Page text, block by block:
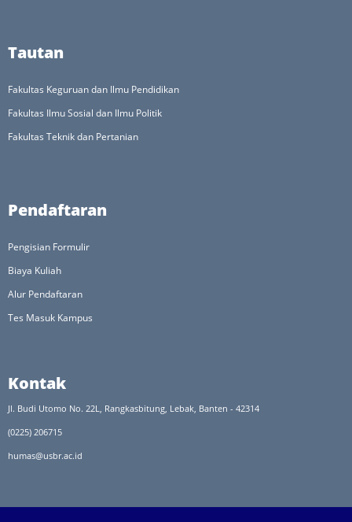
Tautan
Fakultas Keguruan dan Ilmu Pendidikan
Fakultas Ilmu Sosial dan Ilmu Politik
Fakultas Teknik dan Pertanian
Pendaftaran
Pengisian Formulir
Biaya Kuliah
Alur Pendaftaran
Tes Masuk Kampus
Kontak
Jl. Budi Utomo No. 22L, Rangkasbitung, Lebak, Banten - 42314
(0225) 206715
humas@usbr.ac.id